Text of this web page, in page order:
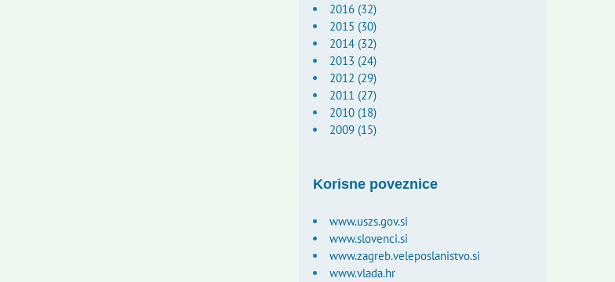
2016 (32)
2015 (30)
2014 (32)
2013 (24)
2012 (29)
2011 (27)
2010 (18)
2009 (15)
Korisne poveznice
www.uszs.gov.si
www.slovenci.si
www.zagreb.veleposlanistvo.si
www.vlada.hr